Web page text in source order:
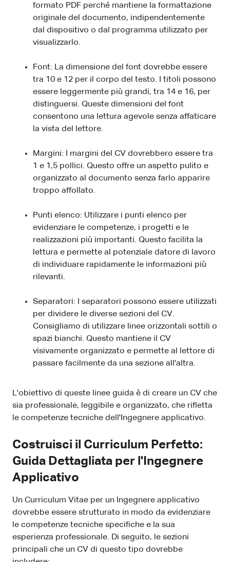
formato PDF perché mantiene la formattazione
originale del documento, indipendentemente
dal dispositivo o dal programma utilizzato per
visualizzarlo.
Font: La dimensione del font dovrebbe essere
tra 10 e 12 per il corpo del testo. I titoli possono
essere leggermente più grandi, tra 14 e 16, per
distinguersi. Queste dimensioni del font
consentono una lettura agevole senza affaticare
la vista del lettore.
Margini: I margini del CV dovrebbero essere tra
1 e 1,5 pollici. Questo offre un aspetto pulito e
organizzato al documento senza farlo apparire
troppo affollato.
Punti elenco: Utilizzare i punti elenco per
evidenziare le competenze, i progetti e le
realizzazioni più importanti. Questo facilita la
lettura e permette al potenziale datore di lavoro
di individuare rapidamente le informazioni più
rilevanti.
Separatori: I separatori possono essere utilizzati
per dividere le diverse sezioni del CV.
Consigliamo di utilizzare linee orizzontali sottili o
spazi bianchi. Questo mantiene il CV
visivamente organizzato e permette al lettore di
passare facilmente da una sezione all'altra.
L'obiettivo di queste linee guida è di creare un CV che
sia professionale, leggibile e organizzato, che rifletta
le competenze tecniche dell'Ingegnere applicativo.
Costruisci il Curriculum Perfetto:
Guida Dettagliata per l'Ingegnere
Applicativo
Un Curriculum Vitae per un Ingegnere applicativo
dovrebbe essere strutturato in modo da evidenziare
le competenze tecniche specifiche e la sua
esperienza professionale. Di seguito, le sezioni
principali che un CV di questo tipo dovrebbe